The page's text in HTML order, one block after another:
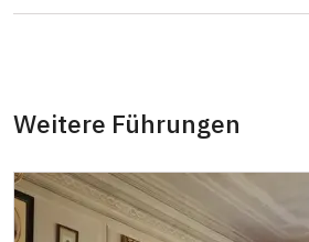
2. 1.-31. 3.
Weitere Führungen